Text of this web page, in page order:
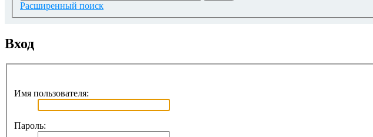
Расширенный поиск
Вход
Имя пользователя:
Пароль: